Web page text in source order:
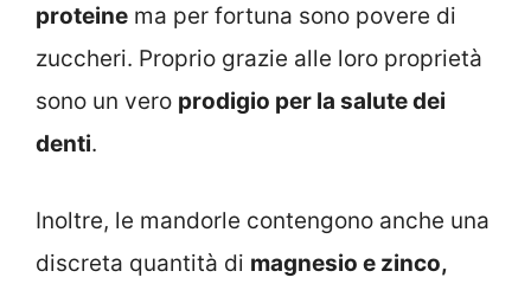
proteine ma per fortuna sono povere di
zuccheri. Proprio grazie alle loro proprietà
sono un vero prodigio per la salute dei
denti.
Inoltre, le mandorle contengono anche una
discreta quantità di magnesio e zinco,